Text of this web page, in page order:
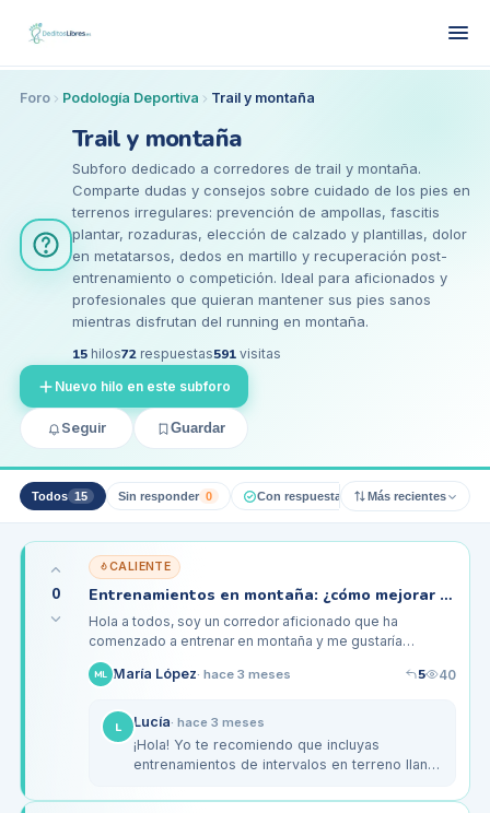
Foro Podología Deportiva Trail y montaña
Trail y montaña
Subforo dedicado a corredores de trail y montaña.
Comparte dudas y consejos sobre cuidado de los pies en
terrenos irregulares: prevención de ampollas, fascitis
plantar, rozaduras, elección de calzado y plantillas, dolor
en metatarsos, dedos en martillo y recuperación post-
entrenamiento o competición. Ideal para aficionados y
profesionales que quieran mantener sus pies sanos
mientras disfrutan del running en montaña.
15hilos72respuestas591visitas
Nuevo hilo en este subforo
Seguir Guardar
Todos 15 Sin responder 0 Con respuesta pro 0 Resueltos
Más recientes
0
CALIENTE
Entrenamientos en montaña: ¿cómo mejorar mi resistencia y evitar lesiones?
Hola a todos, soy un corredor aficionado que ha
comenzado a entrenar en montaña y me gustaría
compartir mis experiencias y recibir algunos consejos.
Hasta ahora, he estado…
ML María López· hace 3 meses 5 40
L Lucía· hace 3 meses
¡Hola! Yo te recomiendo que incluyas
entrenamientos de intervalos en terreno llano
resistencia. También, si puedes,…